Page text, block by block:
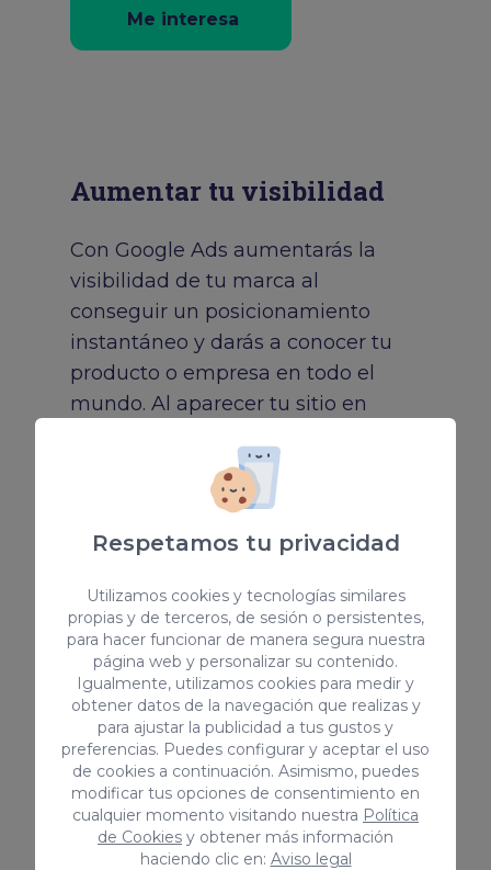
Respetamos tu privacidad
Utilizamos cookies y tecnologías similares
propias y de terceros, de sesión o persistentes,
para hacer funcionar de manera segura nuestra
página web y personalizar su contenido.
Igualmente, utilizamos cookies para medir y
obtener datos de la navegación que realizas y
para ajustar la publicidad a tus gustos y
preferencias. Puedes configurar y aceptar el uso
de cookies a continuación. Asimismo, puedes
modificar tus opciones de consentimiento en
cualquier momento visitando nuestra Política
de Cookies y obtener más información
haciendo clic en: Aviso legal
Me interesa
Aumentar tu visibilidad
Con Google Ads aumentarás la
visibilidad de tu marca al
conseguir un posicionamiento
instantáneo y darás a conocer tu
producto o empresa en todo el
mundo. Al aparecer tu sitio en
autoridad al ver que satisface sus
Me interesa
Conocer tu buyer persona
Las campañas te ayudan a
recopilar información sobre los